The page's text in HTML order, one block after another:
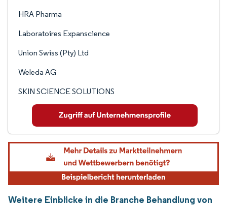
HRA Pharma
Laboratoires Expanscience
Union Swiss (Pty) Ltd
Weleda AG
SKIN SCIENCE SOLUTIONS
Weitere Einblicke in die Branche Behandlung von